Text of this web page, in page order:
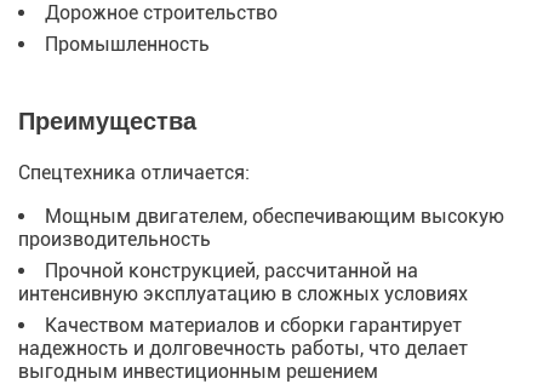
Дорожное строительство
Промышленность
Преимущества
Спецтехника отличается:
Мощным двигателем, обеспечивающим высокую
производительность
Прочной конструкцией, рассчитанной на
интенсивную эксплуатацию в сложных условиях
Качеством материалов и сборки гарантирует
надежность и долговечность работы, что делает
выгодным инвестиционным решением